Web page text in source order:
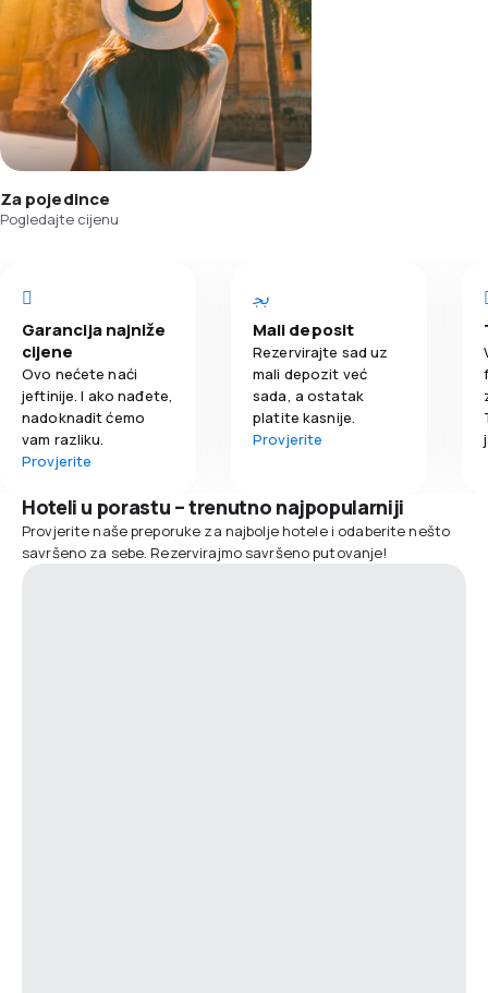
Za pojedince
Pogledajte cijenu
Garancija najniže
cijene
Ovo nećete naći
jeftinije. I ako nađete,
nadoknadit ćemo
vam razliku.
Provjerite
Mali deposit
Rezervirajte sad uz
mali depozit već
sada, a ostatak
platite kasnije.
Provjerite
Hoteli u porastu – trenutno najpopularniji
Provjerite naše preporuke za najbolje hotele i odaberite nešto
savršeno za sebe. Rezervirajmo savršeno putovanje!